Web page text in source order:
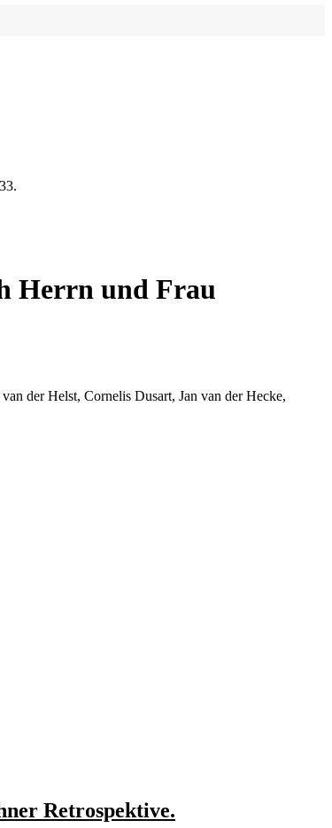
Herrn und Frau
der Helst, Cornelis Dusart, Jan van der Hecke,
Retrospektive.